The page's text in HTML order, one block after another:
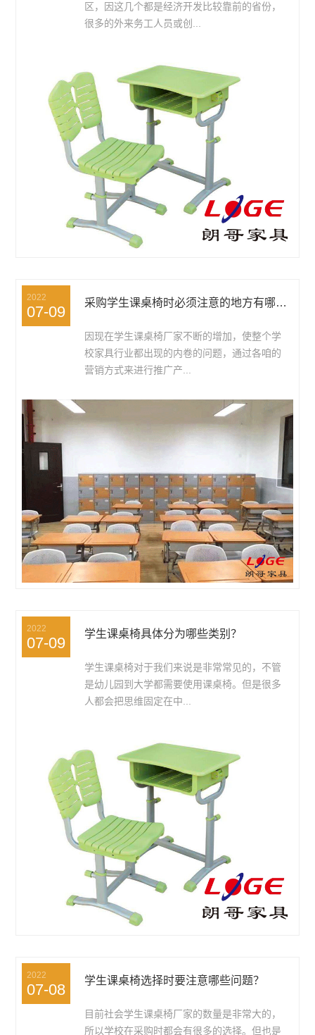
区，因这几个都是经济开发比较靠前的省份，
很多的外来务工人员或创...
2022
07-09
采购学生课桌椅时必须注意的地方有哪些？
因现在学生课桌椅厂家不断的增加，使整个学
校家具行业都出现的内卷的问题，通过各咱的
营销方式来进行推广产...
2022
07-09
学生课桌椅具体分为哪些类别？
学生课桌椅对于我们来说是非常常见的，不管
是幼儿园到大学都需要使用课桌椅。但是很多
人都会把思维固定在中...
2022
07-08
学生课桌椅选择时要注意哪些问题？
目前社会学生课桌椅厂家的数量是非常大的，
所以学校在采购时都会有很多的选择。但也是